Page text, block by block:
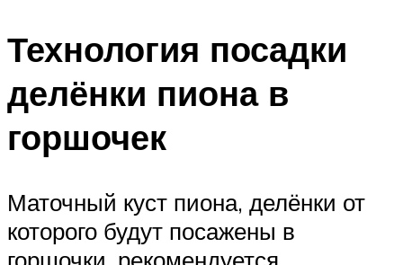
Технология посадки
делёнки пиона в
горшочек
Маточный куст пиона, делёнки от
которого будут посажены в